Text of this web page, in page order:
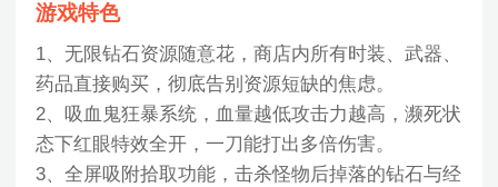
游戏特色
1、无限钻石资源随意花，商店内所有时装、武器、
药品直接购买，彻底告别资源短缺的焦虑。
2、吸血鬼狂暴系统，血量越低攻击力越高，濒死状
态下红眼特效全开，一刀能打出多倍伤害。
3、全屏吸附拾取功能，击杀怪物后掉落的钻石与经